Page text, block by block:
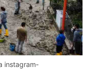
instagram-